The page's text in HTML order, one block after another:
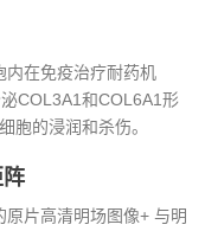
内在免疫治疗耐药机
COL3A1和COL6A1形
胞的浸润和杀伤。
片高清明场图像+ 与明